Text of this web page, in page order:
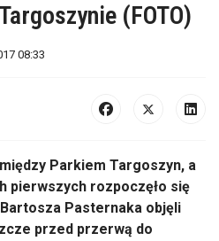
(FOTO)
08:33
Parkiem Targoszyn, a
pierwszych rozpoczęło się
Pasternaka objęli
przed przerwą do